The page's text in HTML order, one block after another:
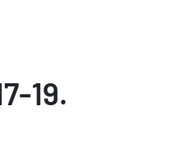
19.